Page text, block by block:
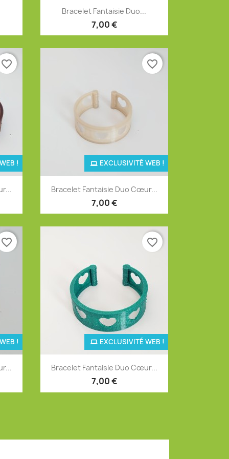
Aperçu rapide
Bracelet Fantaisie Duo...
7,00 €
!
favorite_border
Aperçu rapide
Bracelet Fantaisie Duo Cœur...
7,00 €
EXCLUSIVITÉ WEB !
favorite_border
!
favorite_border
Aperçu rapide
Bracelet Fantaisie Duo Cœur...
7,00 €
EXCLUSIVITÉ WEB !
favorite_border